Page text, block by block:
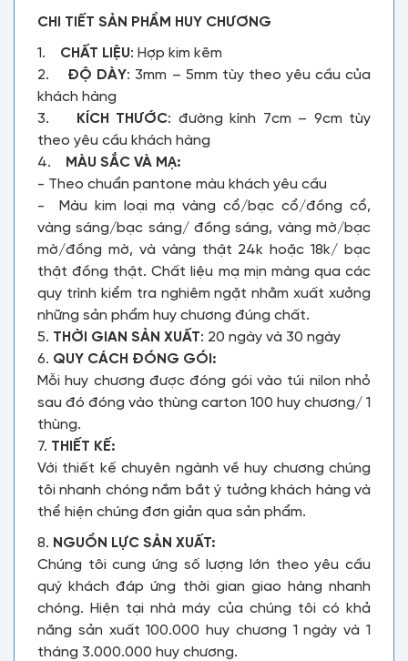
CHI TIẾT SẢN PHẨM HUY CHƯƠNG
1. CHẤT LIỆU: Hợp kim kẽm
2. ĐỘ DÀY: 3mm – 5mm tùy theo yêu cầu của
khách hàng
3.
KÍCH THƯỚC: đường kính 7cm – 9cm tùy
theo yêu cầu khách hàng
4.
MÀU SẮC VÀ MẠ:
- Theo chuẩn pantone màu khách yêu cầu
- Màu kim loại mạ vàng cổ/bạc cổ/đồng cổ,
vàng sáng/bạc sáng/ đồng sáng, vàng mờ/bạc
mờ/đồng mờ, và vàng thật 24k hoặc 18k/ bạc
thật đồng thật. Chất liệu mạ mịn màng qua các
quy trình kiểm tra nghiêm ngặt nhằm xuất xưởng
những sản phẩm huy chương đúng chất.
5. THỜI GIAN SẢN XUẤT: 20 ngày và 30 ngày
6. QUY CÁCH ĐÓNG GÓI:
Mỗi huy chương được đóng gói vào túi nilon nhỏ
sau đó đóng vào thùng carton 100 huy chương/ 1
thùng.
7. THIẾT KẾ:
Với thiết kế chuyên ngành về huy chương chúng
tôi nhanh chóng nắm bắt ý tưởng khách hàng và
thể hiện chúng đơn giản qua sản phẩm.
8. NGUỒN LỰC SẢN XUẤT:
Chúng tôi cung ứng số lượng lớn theo yêu cầu
quý khách đáp ứng thời gian giao hàng nhanh
chóng. Hiện tại nhà máy của chúng tôi có khả
năng sản xuất 100.000 huy chương 1 ngày và 1
tháng 3.000.000 huy chương.